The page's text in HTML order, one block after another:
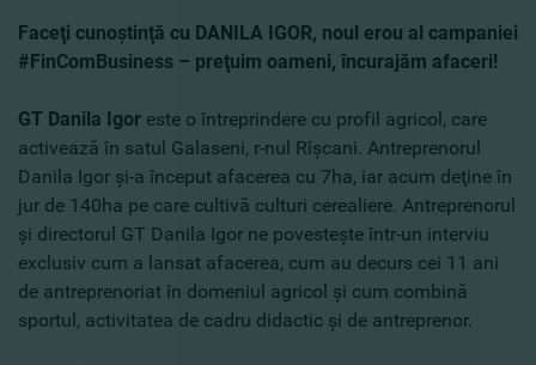
Faceţi cunoştinţă cu DANILA IGOR, noul erou al campaniei
#FinComBusiness – preţuim oameni, încurajăm afaceri!
GT Danila Igor este o întreprindere cu profil agricol, care
activează în satul Galaseni, r-nul Rîşcani. Antreprenorul
Danila Igor şi-a început afacerea cu 7ha, iar acum deţine în
jur de 140ha pe care cultivă culturi cerealiere. Antreprenorul
şi directorul GT Danila Igor ne povesteşte într-un interviu
exclusiv cum a lansat afacerea, cum au decurs cei 11 ani
de antreprenoriat în domeniul agricol şi cum combină
sportul, activitatea de cadru didactic şi de antreprenor.